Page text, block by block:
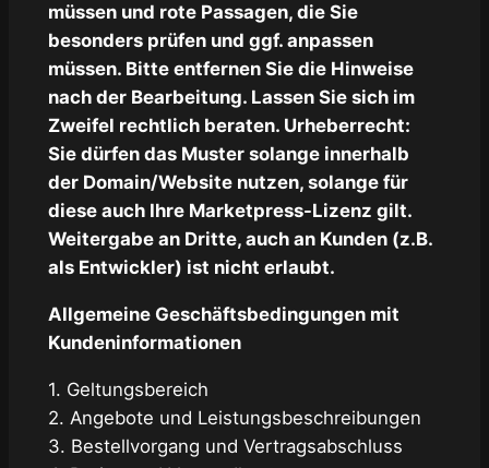
müssen und rote Passagen, die Sie
besonders prüfen und ggf. anpassen
müssen. Bitte entfernen Sie die Hinweise
nach der Bearbeitung. Lassen Sie sich im
Zweifel rechtlich beraten. Urheberrecht:
Sie dürfen das Muster solange innerhalb
der Domain/Website nutzen, solange für
diese auch Ihre Marketpress-Lizenz gilt.
Weitergabe an Dritte, auch an Kunden (z.B.
als Entwickler) ist nicht erlaubt.
Allgemeine Geschäftsbedingungen mit
Kundeninformationen
1. Geltungsbereich
2. Angebote und Leistungsbeschreibungen
3. Bestellvorgang und Vertragsabschluss